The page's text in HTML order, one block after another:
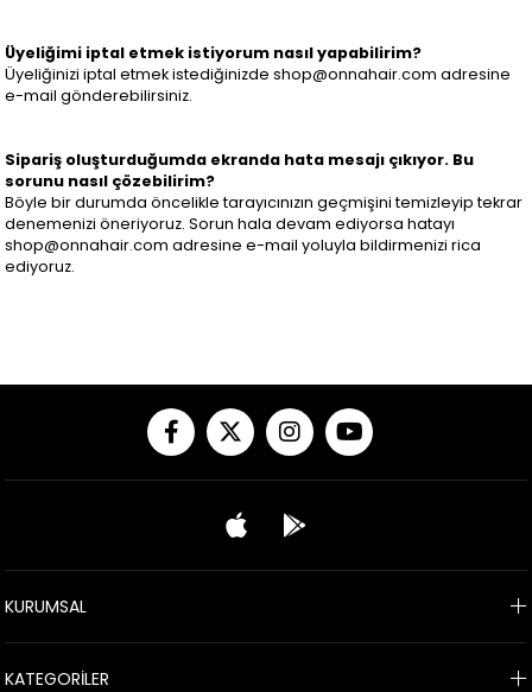
Üyeliğimi iptal etmek istiyorum nasıl yapabilirim?
Üyeliğinizi iptal etmek istediğinizdeshop@onnahair.com adresine
e-mail gönderebilirsiniz.
Sipariş oluşturduğumda ekranda hata mesajı çıkıyor. Bu
sorunu nasıl çözebilirim?
Böyle bir durumda öncelikle tarayıcınızın geçmişini temizleyip tekrar
denemenizi öneriyoruz. Sorun hala devam ediyorsa hatayı
shop@onnahair.com adresine e-mail yoluyla bildirmenizi rica
ediyoruz.
KURUMSAL
KATEGORİLER